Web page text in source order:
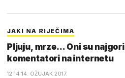
JAKI NA RIJEČIMA
Pljuju, mrze... Oni su najgori
komentatori na internetu
12:14 14. OŽUJAK 2017.